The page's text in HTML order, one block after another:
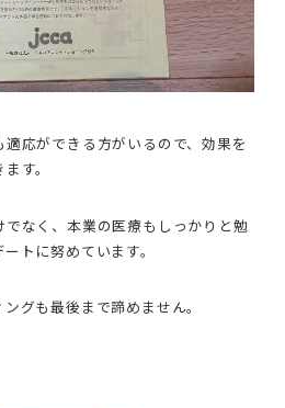
応ができる方がいるので、効果を
す。
なく、本業の医療もしっかりと勉
トに努めています。
グも最後まで諦めません。